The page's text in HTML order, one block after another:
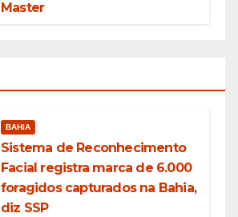
Master
BAHIA
Sistema de Reconhecimento
Facial registra marca de 6.000
foragidos capturados na Bahia,
diz SSP